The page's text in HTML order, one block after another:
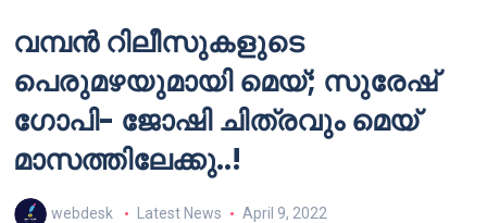
വമ്പൻ റിലീസുകളുടെ
പെരുമഴയുമായി മെയ്; സുരേഷ്
ഗോപി- ജോഷി ചിത്രവും മെയ്
മാസത്തിലേക്കു..!
webdesk Latest News April 9, 2022